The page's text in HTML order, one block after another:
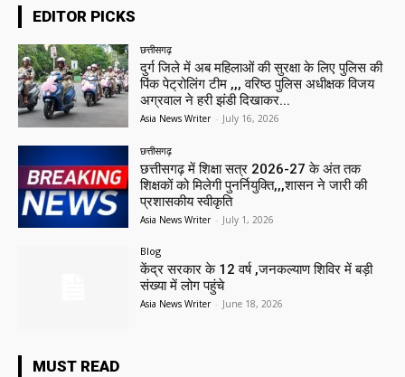
EDITOR PICKS
छत्तीसगढ़
दुर्ग जिले में अब महिलाओं की सुरक्षा के लिए पुलिस की
पिंक पेट्रोलिंग टीम ,,, वरिष्ठ पुलिस अधीक्षक विजय
अग्रवाल ने हरी झंडी दिखाकर...
Asia News Writer - July 16, 2026
छत्तीसगढ़
छत्तीसगढ़ में शिक्षा सत्र 2026-27 के अंत तक
शिक्षकों को मिलेगी पुनर्नियुक्ति,,,शासन ने जारी की
प्रशासकीय स्वीकृति
Asia News Writer - July 1, 2026
Blog
केंद्र सरकार के 12 वर्ष ,जनकल्याण शिविर में बड़ी
संख्या में लोग पहुंचे
Asia News Writer - June 18, 2026
MUST READ